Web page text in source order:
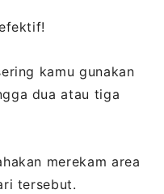
kamu gunakan
dua atau tiga
merekam area
tersebut.